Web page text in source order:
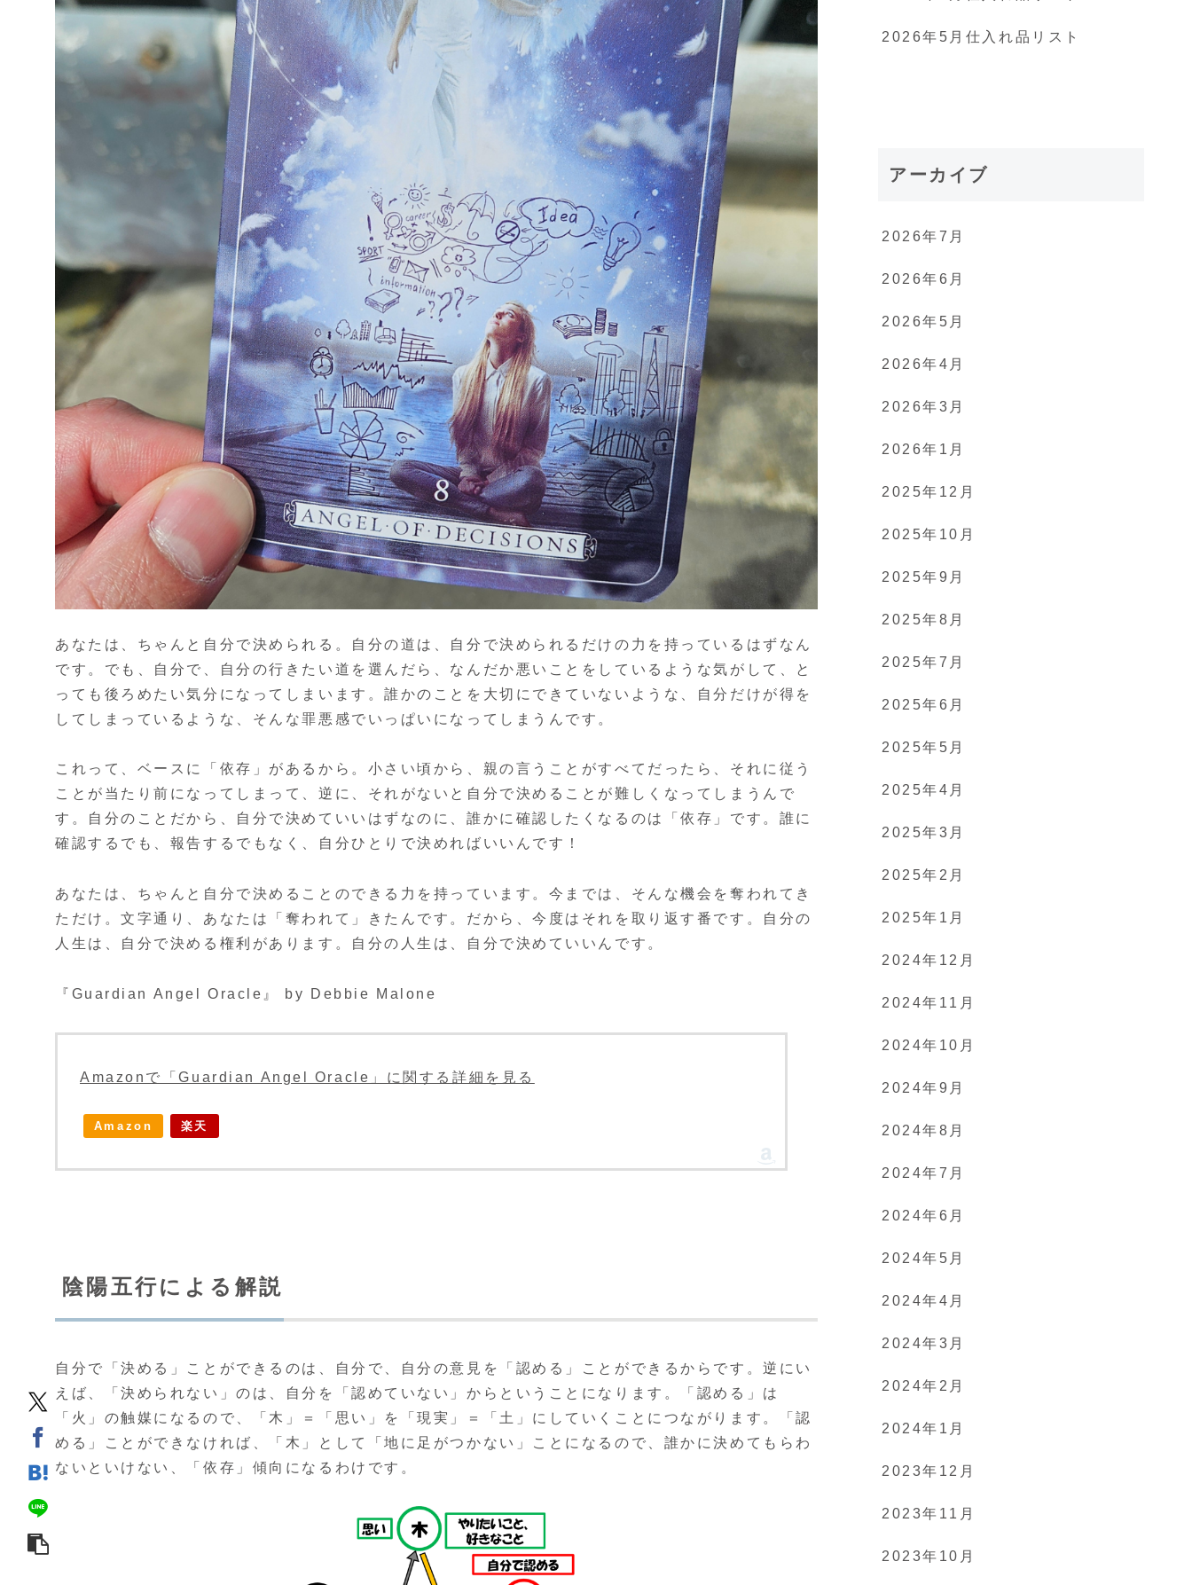
あなたは、ちゃんと自分で決められる。自分の道は、自分で決められるだけの力を持っているはずなん
です。でも、自分で、自分の行きたい道を選んだら、なんだか悪いことをしているような気がして、と
っても後ろめたい気分になってしまいます。誰かのことを大切にできていないような、自分だけが得を
してしまっているような、そんな罪悪感でいっぱいになってしまうんです。
これって、ベースに「依存」があるから。小さい頃から、親の言うことがすべてだったら、それに従う
ことが当たり前になってしまって、逆に、それがないと自分で決めることが難しくなってしまうんで
す。自分のことだから、自分で決めていいはずなのに、誰かに確認したくなるのは「依存」です。誰に
確認するでも、報告するでもなく、自分ひとりで決めればいいんです！
あなたは、ちゃんと自分で決めることのできる力を持っています。今までは、そんな機会を奪われてき
ただけ。文字通り、あなたは「奪われて」きたんです。だから、今度はそれを取り返す番です。自分の
人生は、自分で決める権利があります。自分の人生は、自分で決めていいんです。
『Guardian Angel Oracle』 by Debbie Malone
Amazonで「Guardian Angel Oracle」に関する詳細を見る
Amazon 楽天
陰陽五行による解説
自分で「決める」ことができるのは、自分で、自分の意見を「認める」ことができるからです。逆にい
えば、「決められない」のは、自分を「認めていない」からということになります。「認める」は
「火」の触媒になるので、「木」＝「思い」を「現実」＝「土」にしていくことにつながります。「認
める」ことができなければ、「木」として「地に足がつかない」ことになるので、誰かに決めてもらわ
ないといけない、「依存」傾向になるわけです。
2026年5月仕入れ品リスト
アーカイブ
2026年7月
2026年6月
2026年5月
2026年4月
2026年3月
2026年1月
2025年12月
2025年10月
2025年9月
2025年8月
2025年7月
2025年6月
2025年5月
2025年4月
2025年3月
2025年2月
2025年1月
2024年12月
2024年11月
2024年10月
2024年9月
2024年8月
2024年7月
2024年6月
2024年5月
2024年4月
2024年3月
2024年2月
2024年1月
2023年12月
2023年11月
2023年10月